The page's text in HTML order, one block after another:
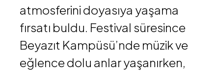
atmosferini doyasıya yaşama
fırsatı buldu. Festival süresince
Beyazıt Kampüsü’nde müzik ve
eğlence dolu anlar yaşanırken,